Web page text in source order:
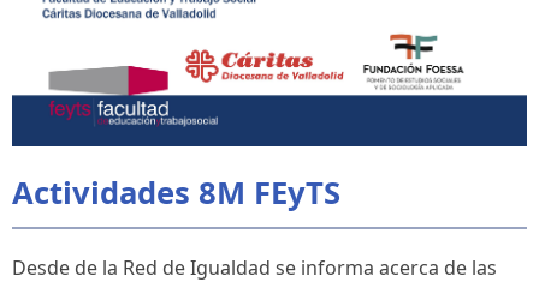
Actividades 8M FEyTS
Desde de la Red de Igualdad se informa acerca de las